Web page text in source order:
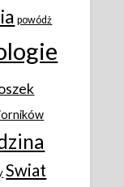
powódż
Swiat